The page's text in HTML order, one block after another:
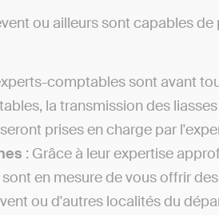
ou ailleurs sont capables
comptables sont avant
la transmission des
prises en charge par
: Grâce à leur expertise
en mesure de vous offrir
ou d'autres localités du